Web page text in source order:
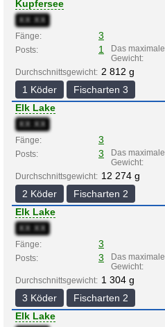
Kupfersee
XX:XX
Fänge:
3
Posts: 1
Das maximale
Gewicht:
Durchschnittsgewicht: 2 812 g
1 Köder
Fischarten 3
Elk Lake
XX:XX
Fänge:
3
Posts: 3
Das maximale
Gewicht:
Durchschnittsgewicht: 12 274 g
2 Köder
Fischarten 2
Elk Lake
XX:XX
Fänge:
3
Posts: 3
Das maximale
Gewicht:
Durchschnittsgewicht: 1 304 g
3 Köder
Fischarten 2
Elk Lake